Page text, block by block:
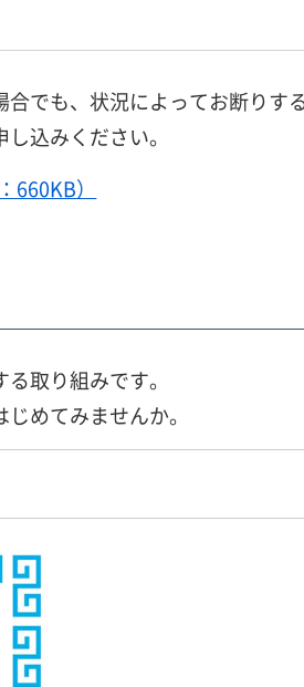
でも、状況によってお断りす
込みください。
）
取り組みです。
めてみませんか。